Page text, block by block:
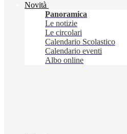
Novità
Panoramica
Le notizie
Le circolari
Calendario Scolastico
Calendario eventi
Albo online